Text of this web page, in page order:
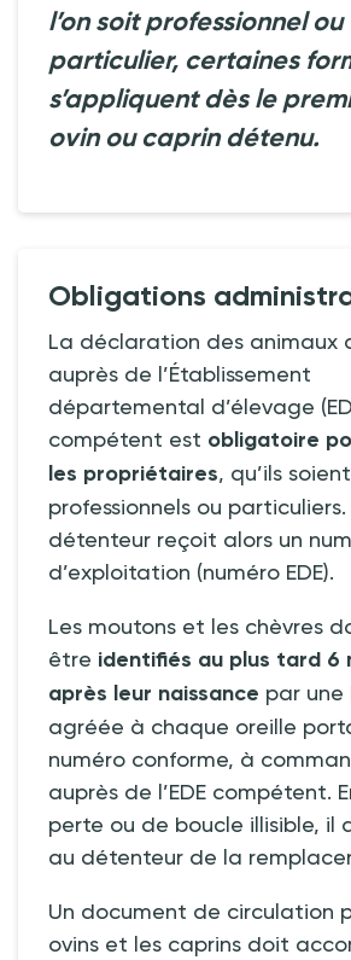
l’on soit professionnel ou
particulier, certaines
s’appliquent dès le
ovin ou caprin détenu.
Obligations
La déclaration des animaux
auprès de l’Établissement
départemental d’élevage
compétent est obligatoire
les propriétaires, qu’ils soient
professionnels ou particuliers.
détenteur reçoit alors un
d’exploitation (numéro EDE).
Les moutons et les chèvres
être identifiés au plus tard 6
après leur naissance par une
agréée à chaque oreille
numéro conforme, à
auprès de l’EDE compétent.
perte ou de boucle illisible, il
au détenteur de la
Un document de circulation
ovins et les caprins doit